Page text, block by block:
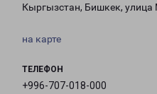
Кыргызстан, Бишкек,
на карте
ТЕЛЕФОН
+996-707-018-000